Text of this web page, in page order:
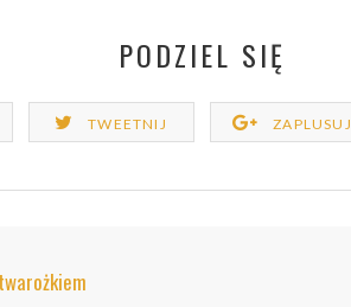
PODZIEL SIĘ
TWEETNIJ ZAPLUSUJ